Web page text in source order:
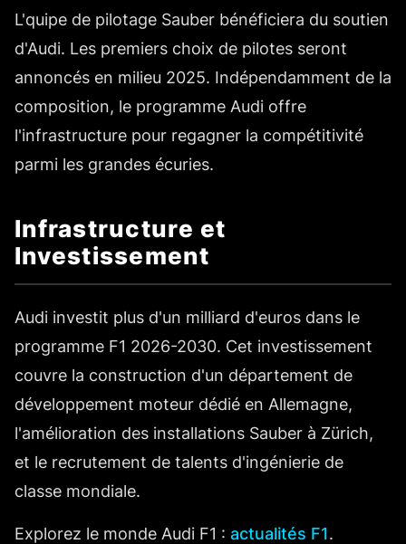
L'quipe de pilotage Sauber bénéficiera du soutien
d'Audi. Les premiers choix de pilotes seront
annoncés en milieu 2025. Indépendamment de la
composition, le programme Audi offre
l'infrastructure pour regagner la compétitivité
parmi les grandes écuries.
Infrastructure et
Investissement
Audi investit plus d'un milliard d'euros dans le
programme F1 2026-2030. Cet investissement
couvre la construction d'un département de
développement moteur dédié en Allemagne,
l'amélioration des installations Sauber à Zürich,
et le recrutement de talents d'ingénierie de
classe mondiale.
Explorez le monde Audi F1 : actualités F1.